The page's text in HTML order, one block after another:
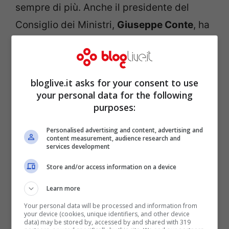
sempre di più. Anche il presidente del
Consiglio dei Ministri, Giuseppe Conte, ha
conferenza stampa sulla riapertura delle
scuole
. La data del ritorno tra i banchi
rimane il 14 settembre , nonostante le
molte perplessità deipresidi
mondo delcalciorimane in attesa di
notizie sull’inizio del campionato di
, previsto per il prossimo weekend. La
notizia della positività di
Laurentiis
tremare tutta laLega Calcio. L’uomo infatti
bloglive.it asks for your consent to use
your personal data for the following
purposes:
Personalised advertising and content, advertising and
content measurement, audience research and
services development
Store and/or access information on a device
Learn more
Your personal data will be processed and information from
your device (cookies, unique identifiers, and other device
data) may be stored by, accessed by and shared with 319